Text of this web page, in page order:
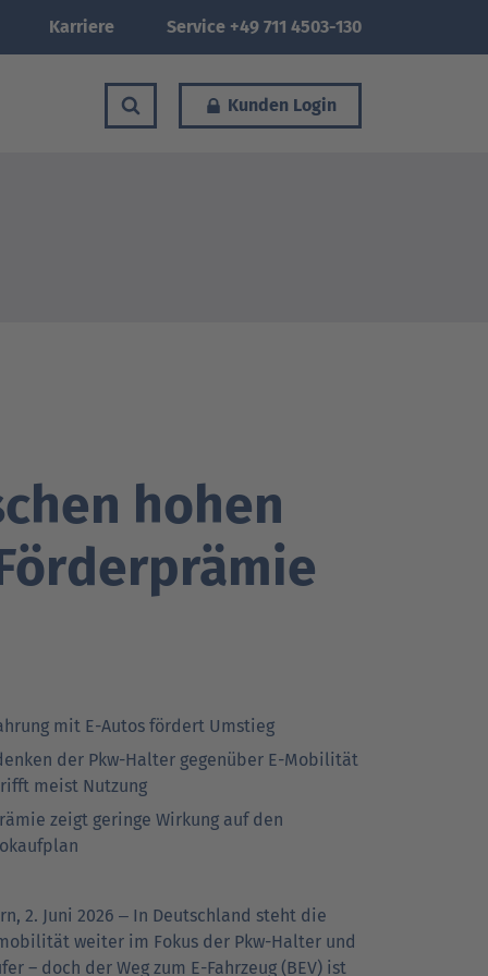
Karriere Service +49 711 4503-130
Kunden Login
Kunden Ansprechpartner
Kunden Ansprechpartner
Nachrichten Pressekontakt
hohen
mit E-Autos fördert Umstieg
der Pkw-Halter gegenüber E-Mobilität
meist Nutzung
zeigt geringe Wirkung auf den
2. Juni 2026 –In Deutsch­land steht die
weiter im Fokus der Pkw-Halter und
– doch der Weg zum E-Fahrzeug (BEV) ist